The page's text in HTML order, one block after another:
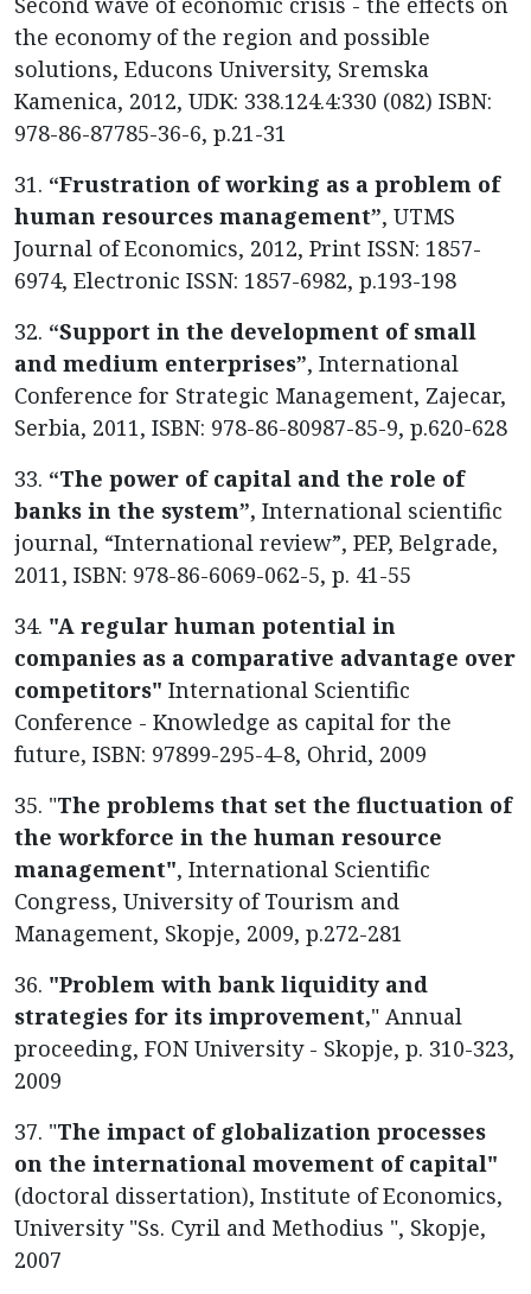
the economy of the region and possible
solutions, Educons University, Sremska
Kamenica, 2012, UDK: 338.124.4:330 (082) ISBN:
978-86-87785-36-6, p.21-31
31. “Frustration of working as a problem of
human resources management”, UTMS
Journal of Economics, 2012, Print ISSN: 1857-
6974, Electronic ISSN: 1857-6982, p.193-198
32. “Support in the development of small
and medium enterprises”, International
Conference for Strategic Management, Zajecar,
Serbia, 2011, ISBN: 978-86-80987-85-9, p.620-628
33. “The power of capital and the role of
banks in the system”, International scientific
journal, “International review”, PEP, Belgrade,
2011, ISBN: 978-86-6069-062-5, p. 41-55
34. "A regular human potential in
companies as a comparative advantage over
competitors" International Scientific
Conference - Knowledge as capital for the
future, ISBN: 97899-295-4-8, Ohrid, 2009
35. "The problems that set the fluctuation of
the workforce in the human resource
management", International Scientific
Congress, University of Tourism and
Management, Skopje, 2009, p.272-281
36. "Problem with bank liquidity and
strategies for its improvement," Annual
proceeding, FON University - Skopje, p. 310-323,
2009
37. "The impact of globalization processes
on the international movement of capital"
(doctoral dissertation), Institute of Economics,
University "Ss. Cyril and Methodius ", Skopje,
2007